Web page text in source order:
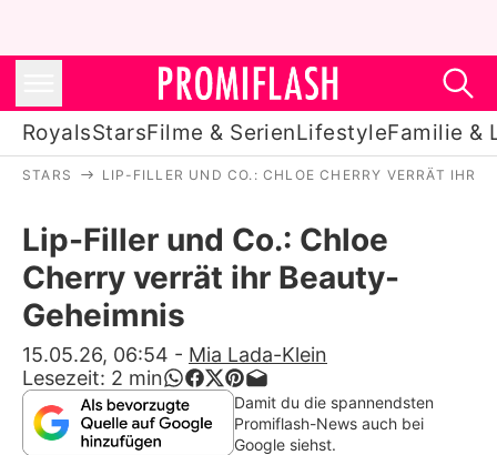
RoyalsStarsFilme & SerienLifestyleFamilie &
Stars
Filme & Serien
Lifestyle
Familie & Liebe
Promiflash Exklusiv
STARS LIP-FILLER UND CO.: CHLOE CHERRY VERRÄT IHR
Lip-Filler und Co.: Chloe
Cherry verrät ihr Beauty-
Geheimnis
15.05.26, 06:54 - Mia Lada-Klein
Lesezeit: 2 min
Damit du die spannendsten
Promiflash-News auch bei
Google siehst.